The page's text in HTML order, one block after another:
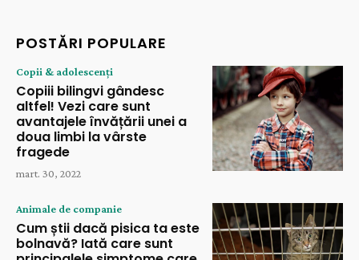
POSTĂRI POPULARE
Copii & adolescenți
Copiii bilingvi gândesc
altfel! Vezi care sunt
avantajele învățării unei a
doua limbi la vârste
fragede
mart. 30, 2022
Animale de companie
Cum știi dacă pisica ta este
bolnavă? Iată care sunt